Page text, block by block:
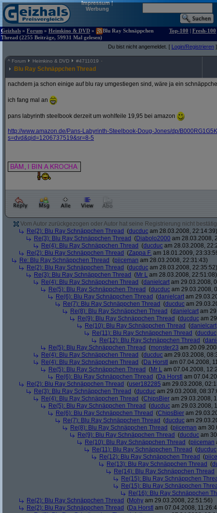
Impressum|
Werbung
Geizhals » Forum » Heimkino & DVD »
Blu Ray Schnäppchen
Thread (2255 Beiträge, 59931 Mal gelesen)
Top-100 | Fresh-100
Du bist nicht angemeldet. [ Login/Registrieren ]
^ Forum Heimkino & DVD #4711019
Blu Ray Schnäppchen Thread
nachdem ja schon einige auf blu ray umgestiegen sind, wäre ja ein
ich fang mal an
pans labyrinth steelbook derzeit um wohlfeile 19,95 bei amazon
http://www.amazon.de/Pans-Labyrinth-Steelbook-Doug-Jones/dp/
s=dvd&qid=1206737519&sr=8-5
Vom Autor zurückgezogen oder Autor hat seine Registrierung nicht
Re(2): Blu Ray Schnäppchen Thread (ducduc am 28.03.2008, 22:14:39)
Re(3): Blu Ray Schnäppchen Thread (Diabolo2000 am 28.03.2008,
Re(4): Blu Ray Schnäppchen Thread (ducduc am 28.03.2008,
Re(2): Blu Ray Schnäppchen Thread (Zappa F. am 18.01.2009,
Re: Blu Ray Schnäppchen Thread (piiceman am 28.03.2008, 22:31:43)
Re(2): Blu Ray Schnäppchen Thread (ducduc am 28.03.2008, 22:35:52)
Re(3): Blu Ray Schnäppchen Thread (Mr L am 28.03.2008, 22:51:08)
Re(4): Blu Ray Schnäppchen Thread (danielcart am 29.03.2008,
Re(5): Blu Ray Schnäppchen Thread (ducduc am 29.03.2008,
Re(6): Blu Ray Schnäppchen Thread (danielcart am
Re(7): Blu Ray Schnäppchen Thread (ducduc am
Re(8): Blu Ray Schnäppchen Thread (danielcart am
Re(9): Blu Ray Schnäppchen Thread (ducduc am
Re(10): Blu Ray Schnäppchen Thread (danielcart
Re(11): Blu Ray Schnäppchen Thread (ducduc
Re(12): Blu Ray Schnäppchen Thread (
Re(5): Blu Ray Schnäppchen Thread (monster23 am
Re(4): Blu Ray Schnäppchen Thread (ducduc am 29.03.2008,
Re(4): Blu Ray Schnäppchen Thread (Da Horstl am 07.04.2008,
Re(5): Blu Ray Schnäppchen Thread (Mr L am 07.04.2008,
Re(6): Blu Ray Schnäppchen Thread (Da Horstl am
Re(2): Blu Ray Schnäppchen Thread (user182285 am 29.03.2008,
Re(3): Blu Ray Schnäppchen Thread (ducduc am 29.03.2008,
Re(4): Blu Ray Schnäppchen Thread (ChipsBier am 29.03.2008,
Re(5): Blu Ray Schnäppchen Thread (ducduc am 29.03.2008,
Re(6): Blu Ray Schnäppchen Thread (ChipsBier am
Re(7): Blu Ray Schnäppchen Thread (ducduc am
Re(8): Blu Ray Schnäppchen Thread (piiceman am
Re(9): Blu Ray Schnäppchen Thread (ducduc am
Re(10): Blu Ray Schnäppchen Thread (piiceman
Re(11): Blu Ray Schnäppchen Thread (ducduc
Re(12): Blu Ray Schnäppchen Thread (
Re(13): Blu Ray Schnäppchen Thread (
Re(14): Blu Ray Schnäppchen Thread
Re(15): Blu Ray Schnäppchen
Re(15): Blu Ray Schnäppchen
Re(16): Blu Ray Schnäppchen
Re(2): Blu Ray Schnäppchen Thread (Mohy am 29.03.2008, 22:51:56)
Re(2): Blu Ray Schnäppchen Thread (Da Horstl am 07.04.2008,